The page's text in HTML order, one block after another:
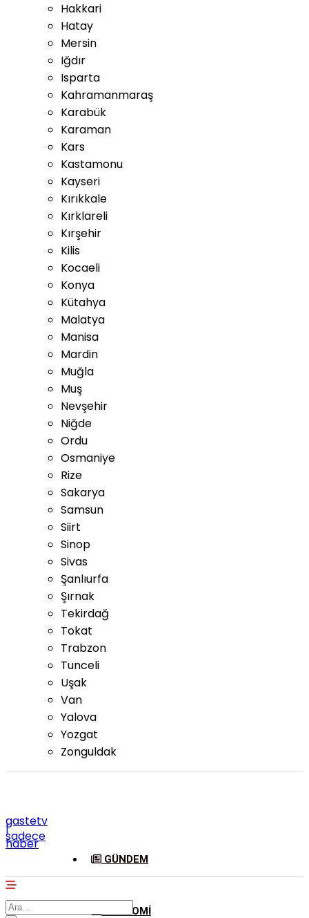
Hakkari
Hatay
Mersin
Iğdır
Isparta
Kahramanmaraş
Karabük
Karaman
Kars
Kastamonu
Kayseri
Kırıkkale
Kırklareli
Kırşehir
Kilis
Kocaeli
Konya
Kütahya
Malatya
Manisa
Mardin
Muğla
Muş
Nevşehir
Niğde
Ordu
Osmaniye
Rize
Sakarya
Samsun
Siirt
Sinop
Sivas
Şanlıurfa
Şırnak
Tekirdağ
Tokat
Trabzon
Tunceli
Uşak
Van
Yalova
Yozgat
Zonguldak
gastetv
|
sadece
haber
GÜNDEM
EKONOMI